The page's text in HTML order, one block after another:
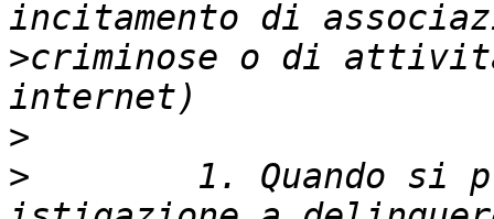
>criminose o di
>
>
1. Quando si